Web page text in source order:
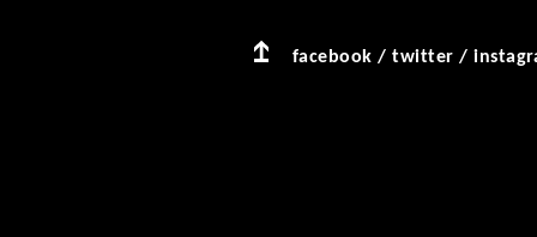
facebook /twitter /